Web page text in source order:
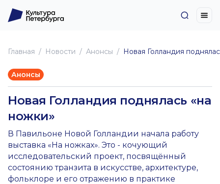
Главная Новоcти Анонсы Новая Голландия
Анонсы
Новая Голландия поднялась «на
ножки»
В Павильоне Новой Голландии начала работу
выставка «На ножках». Это - кочующий
исследовательский проект, посвящённый
состоянию транзита в искусстве, архитектуре,
фольклоре и его отражению в практике